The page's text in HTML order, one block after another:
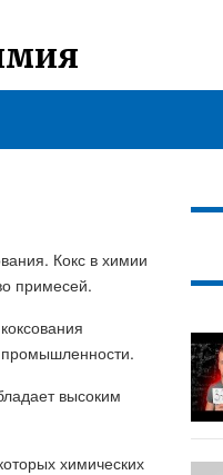
Кокс в химии
примесей.
промышленности.
высоким
химических